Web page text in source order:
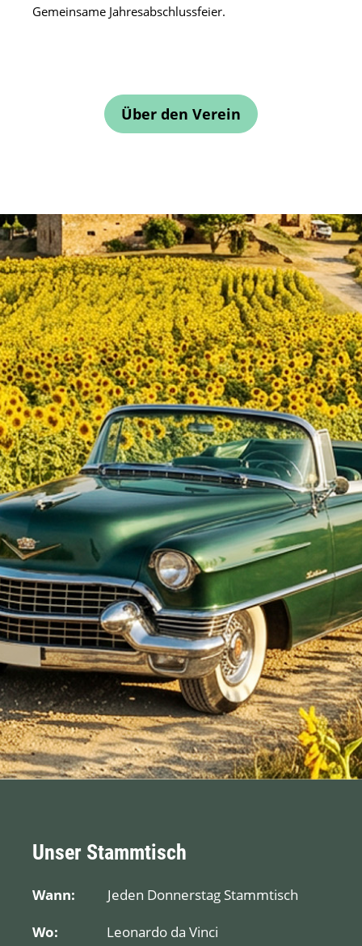
Gemeinsame Jahresabschlussfeier.
Über den Verein
Unser Stammtisch
Wann:
Jeden Donnerstag Stammtisch
Wo:
Leonardo da Vinci